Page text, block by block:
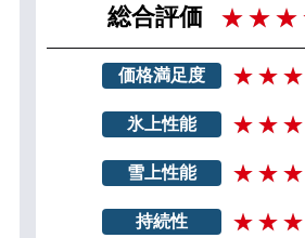
総合評価
価格満足度
氷上性能
雪上性能
持続性